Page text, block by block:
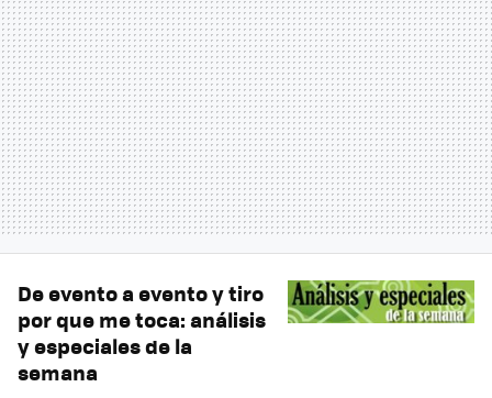
De evento a evento y tiro
por que me toca: análisis
y especiales de la
semana